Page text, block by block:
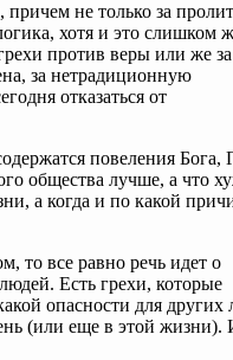
не только за
хотя и это слишком
против веры или же
за нетрадиционную
отказаться от
повеления Бога,
общества лучше, а что
а когда и по какой
то все равно речь идет о
Есть грехи, которые
опасности для других
(или еще в этой жизни).